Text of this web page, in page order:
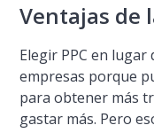
Ventajas de
Elegir PPC en lugar
empresas porque
para obtener más
gastar más. Pero